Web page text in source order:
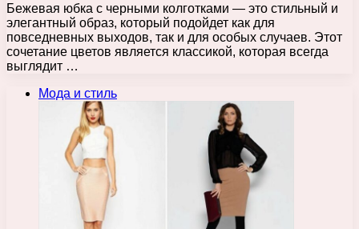
Бежевая юбка с черными колготками — это стильный и
элегантный образ, который подойдет как для
повседневных выходов, так и для особых случаев. Этот
сочетание цветов является классикой, которая всегда
выглядит …
Мода и стиль